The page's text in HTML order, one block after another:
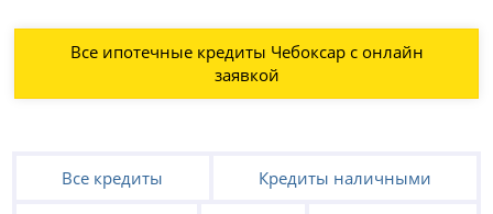
Все ипотечные кредиты Чебоксар с онлайн
заявкой
Все кредиты Кредиты наличными